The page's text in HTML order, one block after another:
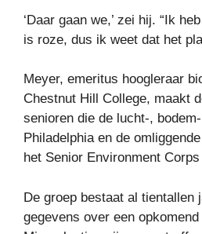
‘Daar gaan we,’ zei hij. “Ik
is roze, dus ik weet dat het
Meyer, emeritus hoogleraar
Chestnut Hill College, maakt
senioren die de lucht-,
Philadelphia en de
het Senior Environment
De groep bestaat al tientallen
gegevens over een